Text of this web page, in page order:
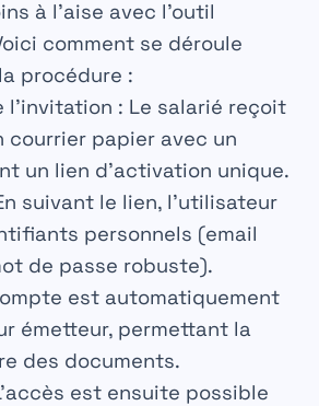
à l’aise avec l’outil
comment se déroule
procédure :
l’invitation : Le salarié reçoit
courrier papier avec un
un lien d’activation unique.
suivant le lien, l’utilisateur
personnels (email
de passe robuste).
est automatiquement
émetteur, permettant la
des documents.
est ensuite possible